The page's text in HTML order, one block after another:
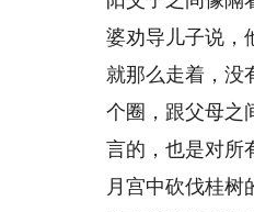
婆劝导儿子说，
就那么走着，没
个圈，跟父母之
言的，也是对所
月宫中砍伐桂树